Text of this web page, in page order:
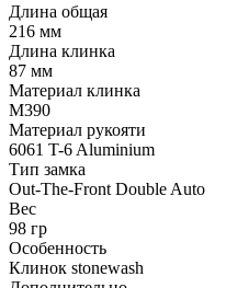
Длина общая
216 мм
Длина клинка
87 мм
Материал клинка
M390
Материал рукояти
6061 T-6 Aluminium
Тип замка
Out-The-Front Double Auto
Вес
98 гр
Особенность
Клинок stonewash